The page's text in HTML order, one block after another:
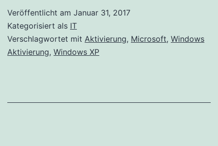
Änderung
Veröffentlicht am Januar 31, 2017
Kategorisiert als IT
Verschlagwortet mit Aktivierung, Microsoft, Windows
Aktivierung, Windows XP